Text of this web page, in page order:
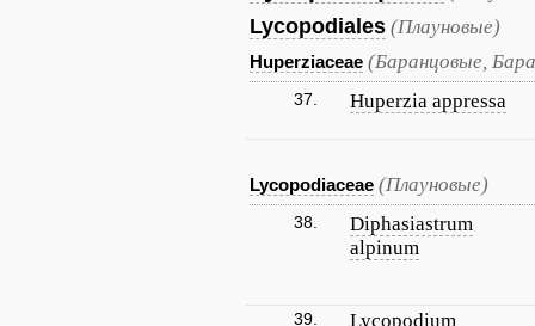
Lycopodiales (Плауновые)
Huperziaceae (Баранцовые,
37. Huperzia appressa
Lycopodiaceae (Плауновые)
38.
Diphasiastrum
alpinum
39.
Lycopodium